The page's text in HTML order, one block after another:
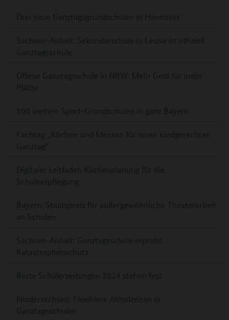
Drei neue Ganztagsgrundschulen in Hannover
Sachsen-Anhalt: Sekundarschule in Leuna ist offiziell
Ganztagsschule
Offene Ganztagsschule in NRW: Mehr Geld für mehr
Plätze
100 weitere Sport-Grundschulen in ganz Bayern
Fachtag „Küchen und Mensen für einen kindgerechten
Ganztag“
Digitaler Leitfaden Küchenplanung für die
Schulverpflegung
Bayern: Staatspreis für außergewöhnliche Theaterarbeit
an Schulen
Sachsen-Anhalt: Ganztagsschule erprobt
Katastrophenschutz
Beste Schülerzeitungen 2024 stehen fest
Niedersachsen: Flexiblere Abholzeiten in
Ganztagsschulen